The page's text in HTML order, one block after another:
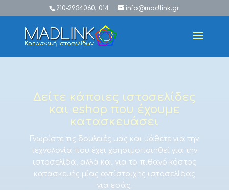
210-2934060, 014 info@madlink.gr
Δείτε κάποιες ιστοσελίδες
και eshop που έχουμε
κατασκευάσει
Γνωρίστε τις δουλειές μας και μάθετε για την
τεχνολογία που έχει χρησιμοποιηθεί για την
ιστοσελίδα, αλλά και για το πιθανό κόστος
κατασκευής μίας αντίστοιχης ιστοσελίδας
για εσάς.